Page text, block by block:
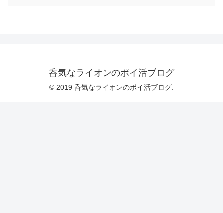
呑気なライオンのポイ活ブログ
© 2019 呑気なライオンのポイ活ブログ.